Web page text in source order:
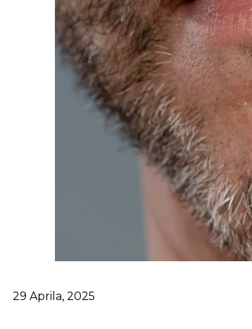
29 Aprila, 2025